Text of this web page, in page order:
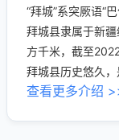
“拜城”系突厥语“
拜城县隶属于新
方千米，截至
拜城县历史悠久
查看更多介绍